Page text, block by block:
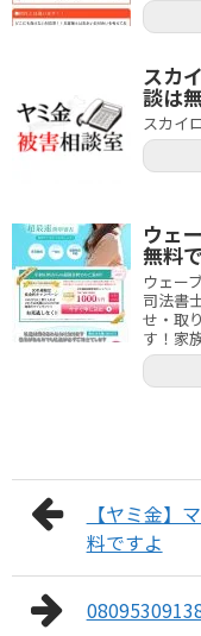
スカ
談は
スカイ
ウェ
無料
ウェー
司法書
せ・取
す！家
【ヤミ金】
料ですよ